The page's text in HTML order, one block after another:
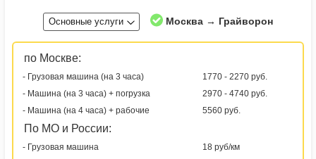
Основные услуги Москва → Грайворон
по Москве:
- Грузовая машина (на 3 часа)
1770 - 2270 руб.
- Машина (на 3 часа) + погрузка
2970 - 4740 руб.
- Машина (на 4 часа) + рабочие
5560 руб.
По МО и России:
- Грузовая машина 18 руб/км